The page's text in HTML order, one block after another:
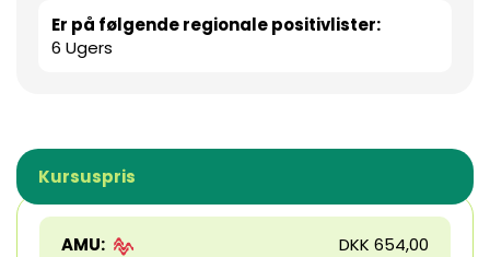
Er på følgende regionale positivlister:
6 Ugers
Kursuspris
AMU: DKK 654,00